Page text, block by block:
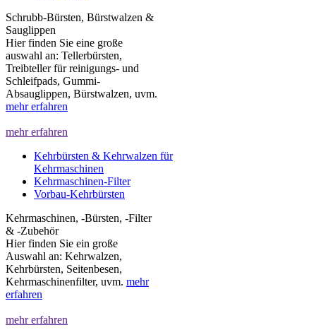
Schrubb-Bürsten, Bürstwalzen &
Sauglippen
Hier finden Sie eine große
auswahl an: Tellerbürsten,
Treibteller für reinigungs- und
Schleifpads, Gummi-
Absauglippen, Bürstwalzen, uvm.
mehr erfahren
mehr erfahren
Kehrbürsten & Kehrwalzen für
Kehrmaschinen
Kehrmaschinen-Filter
Vorbau-Kehrbürsten
Kehrmaschinen, -Bürsten, -Filter
& -Zubehör
Hier finden Sie ein große
Auswahl an: Kehrwalzen,
Kehrbürsten, Seitenbesen,
Kehrmaschinenfilter, uvm. mehr
erfahren
mehr erfahren